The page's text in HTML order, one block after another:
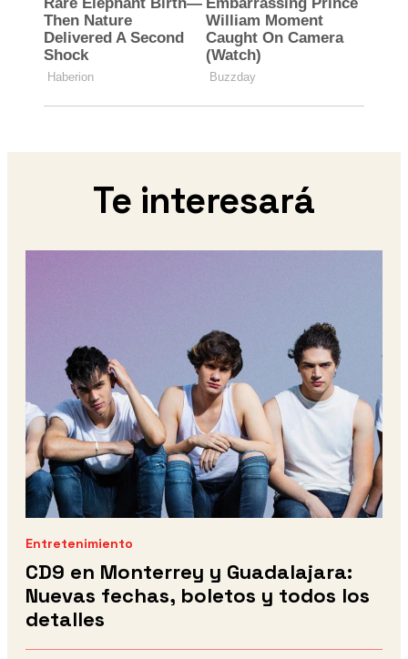
Te interesará
Entretenimiento
CD9 en Monterrey y Guadalajara:
Nuevas fechas, boletos y todos los
detalles